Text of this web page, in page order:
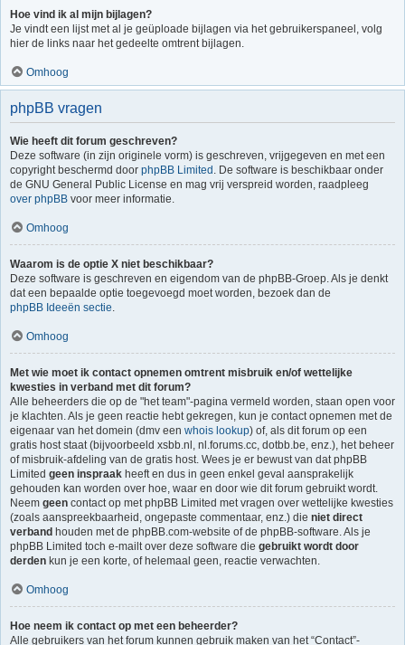
Hoe vind ik al mijn bijlagen?
Je vindt een lijst met al je geüploade bijlagen via het gebruikerspaneel, volg
hier de links naar het gedeelte omtrent bijlagen.
Omhoog
phpBB vragen
Wie heeft dit forum geschreven?
Deze software (in zijn originele vorm) is geschreven, vrijgegeven en met een
copyright beschermd door phpBB Limited . De software is beschikbaar onder
de GNU General Public License en mag vrij verspreid worden, raadpleeg
over phpBB voor meer informatie.
Omhoog
Waarom is de optie X niet beschikbaar?
Deze software is geschreven en eigendom van de phpBB-Groep. Als je denkt
dat een bepaalde optie toegevoegd moet worden, bezoek dan de
phpBB Ideeën sectie.
Omhoog
Met wie moet ik contact opnemen omtrent misbruik en/of wettelijke
kwesties in verband met dit forum?
Alle beheerders die op de "het team"-pagina vermeld worden, staan open voor
je klachten. Als je geen reactie hebt gekregen, kun je contact opnemen met de
eigenaar van het domein (dmv een whois lookup) of, als dit forum op een
gratis host staat (bijvoorbeeld xsbb.nl, nl.forums.cc, dotbb.be, enz.), het beheer
of misbruik-afdeling van de gratis host. Wees je er bewust van dat phpBB
Limited geen inspraak heeft en dus in geen enkel geval aansprakelijk
gehouden kan worden over hoe, waar en door wie dit forum gebruikt wordt.
Neem geen contact op met phpBB Limited met vragen over wettelijke kwesties
(zoals aanspreekbaarheid, ongepaste commentaar, enz.) die niet direct
verband houden met de phpBB.com-website of de phpBB-software. Als je
phpBB Limited toch e-mailt over deze software die gebruikt wordt door
derden kun je een korte, of helemaal geen, reactie verwachten.
Omhoog
Hoe neem ik contact op met een beheerder?
Alle gebruikers van het forum kunnen gebruik maken van het “Contact”-